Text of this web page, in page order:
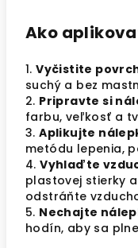
Ako
1.Vyčistite
suchý a bez
2. Pripravte si
farbu, veľkosť a
3.Aplikujte
metódu lepenia,
4.Vyhlaďte
plastovej stierky
odstráňte
5. Nechajte
hodín, aby sa